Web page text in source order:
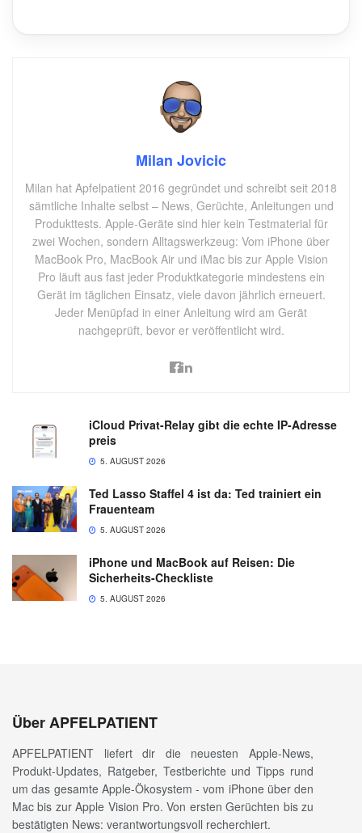
Milan Jovicic
Milan hat Apfelpatient 2016 gegründet und schreibt seit 2018
sämtliche Inhalte selbst – News, Gerüchte, Anleitungen und
Produkttests. Apple-Geräte sind hier kein Testmaterial für
zwei Wochen, sondern Alltagswerkzeug: Vom iPhone über
MacBook Pro, MacBook Air und iMac bis zur Apple Vision
Pro läuft aus fast jeder Produktkategorie mindestens ein
Gerät im täglichen Einsatz, viele davon jährlich erneuert.
Jeder Menüpfad in einer Anleitung wird am Gerät
nachgeprüft, bevor er veröffentlicht wird.
iCloud Privat-Relay gibt die echte IP-Adresse
preis
5. AUGUST 2026
Ted Lasso Staffel 4 ist da: Ted trainiert ein
Frauenteam
5. AUGUST 2026
iPhone und MacBook auf Reisen: Die
Sicherheits-Checkliste
5. AUGUST 2026
Über APFELPATIENT
APFELPATIENT liefert dir die neuesten Apple-News,
Produkt-Updates, Ratgeber, Testberichte und Tipps rund
um das gesamte Apple-Ökosystem - vom iPhone über den
Mac bis zur Apple Vision Pro. Von ersten Gerüchten bis zu
bestätigten News: verantwortungsvoll recherchiert.